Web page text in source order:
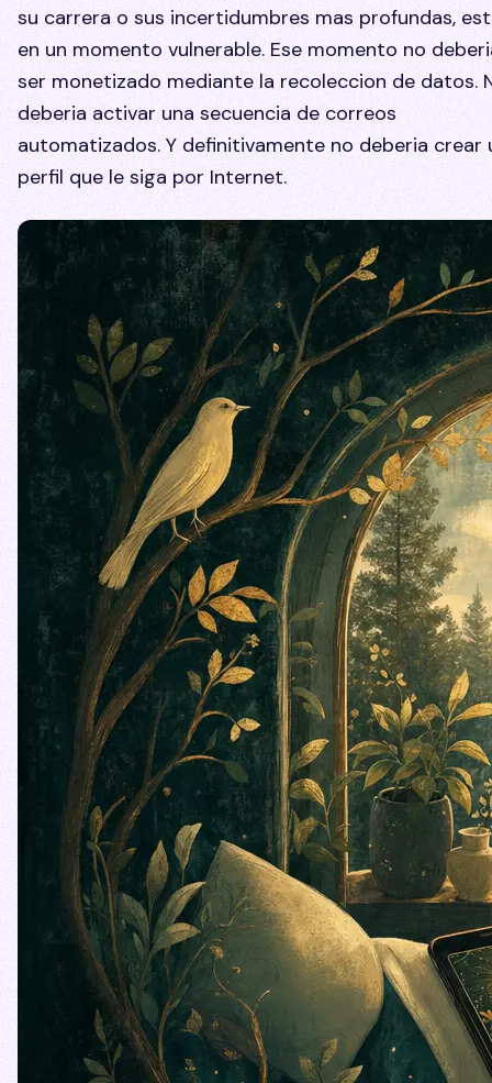
su carrera o sus incertidumbres mas profundas,
en un momento vulnerable. Ese momento no
ser monetizado mediante la recoleccion de datos.
deberia activar una secuencia de correos
automatizados. Y definitivamente no deberia crear
perfil que le siga por Internet.